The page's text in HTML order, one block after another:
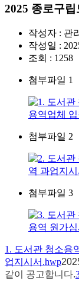
2025 종로구
작성자 : 관
작성일 :
조회 : 1258
첨부파일 1
용역업체
첨부파일 2
역 과업지
첨부파일 3
용역 원가
1. 도서관 청소용
업지시서.hwp
같이 공고합니다.